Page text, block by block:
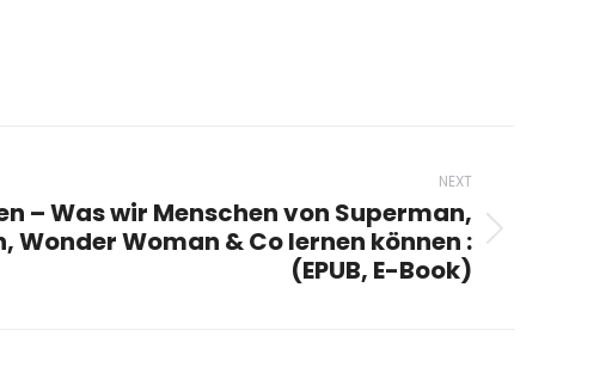
NEXT
– Was wir Menschen von Superman,
Wonder Woman & Co lernen können :
(EPUB, E-Book)